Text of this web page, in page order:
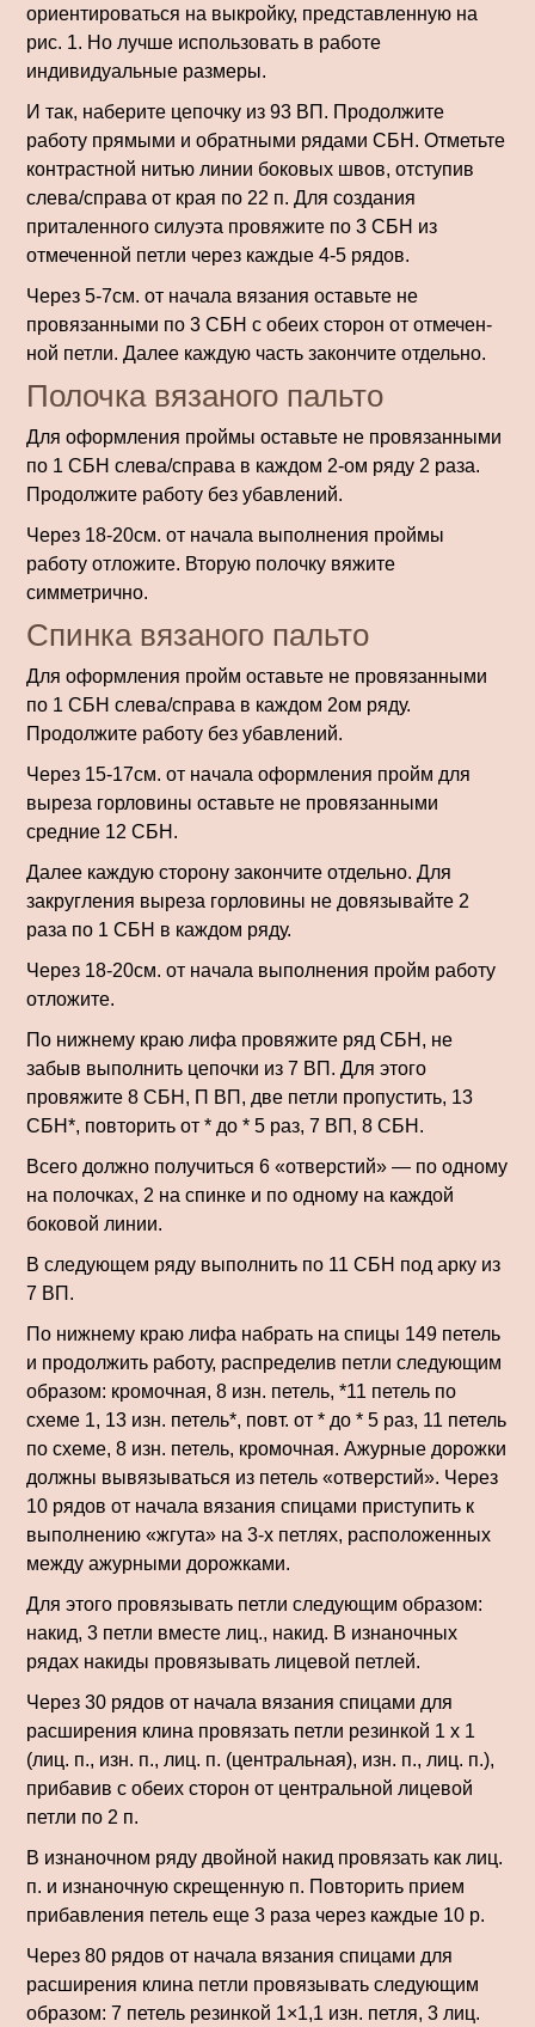
ориентироваться на выкройку, представленную на
рис. 1. Но лучше использовать в работе
индивидуальные размеры.
И так, наберите цепочку из 93 ВП. Продолжите
работу прямыми и об­ратными рядами СБН. Отметьте
контрастной нитью линии боковых швов, отступив
слева/справа от края по 22 п. Для создания
приталенного силуэта провя­жите по 3 СБН из
отмеченной петли через каждые 4-5 рядов.
Через 5-7см. от начала вязания оставьте не
провязанными по 3 СБН с обеих сторон от отмечен­
ной петли. Далее каждую часть закончите отдельно.
Полочка вязаного пальто
Для оформления проймы оставьте не провязанными
по 1 СБН слева/справа в каждом 2-ом ряду 2 раза.
Продолжите работу без убавлений.
Через 18-20см. от начала выполнения проймы
работу отложите. Вторую полочку вяжите
симметрично.
Спинка вязаного пальто
Для оформления пройм оставьте не провязанными
по 1 СБН слева/справа в каждом 2ом ряду.
Продолжите работу без убавлений.
Через 15-17см. от начала оформления пройм для
выреза горловины оставьте не провязанными
средние 12 СБН.
Далее каждую сторону закончите отдельно. Для
закругления выреза горловины не довязывайте 2
раза по 1 СБН в каждом ряду.
Через 18-20см. от начала выполнения пройм работу
отложите.
По нижнему краю лифа провяжите ряд СБН, не
забыв выполнить цепочки из 7 ВП. Для этого
провяжите 8 СБН, П ВП, две петли пропустить, 13
СБН*, повторить от * до * 5 раз, 7 ВП, 8 СБН.
Всего должно получиться 6 «отверстий» — по одному
на полочках, 2 на спинке и по одному на каждой
боковой линии.
В следующем ряду выполнить по 11 СБН под арку из
7 ВП.
По нижнему краю лифа набрать на спицы 149 петель
и продолжить работу, распределив петли следующим
образом: кромочная, 8 изн. петель, *11 петель по
схеме 1, 13 изн. петель*, повт. от * до * 5 раз, 11 петель
по схеме, 8 изн. петель, кромоч­ная. Ажурные дорожки
должны вывязываться из пе­тель «отверстий». Через
10 рядов от начала вязания спицами приступить к
выполнению «жгута» на 3-х петлях, расположенных
между ажурными дорожками.
Для этого провязывать петли следующим образом:
накид, 3 петли вместе лиц., накид. В изнаночных
рядах накиды провязывать лицевой петлей.
Через 30 рядов от начала вязания спицами для
расширения клина провязать петли резинкой 1 х 1
(лиц. п., изн. п., лиц. п. (центральная), изн. п., лиц. п.),
прибавив с обеих сторон от центральной лицевой
петли по 2 п.
В изнаночном ряду двойной накид провязать как лиц.
п. и изнаночную скрещенную п. Повторить прием
прибавления петель еще 3 раза через каждые 10 р.
Через 80 рядов от начала вязания спицами для
расширения клина петли провязывать следующим
образом: 7 петель резинкой 1×1,1 изн. петля, 3 лиц.